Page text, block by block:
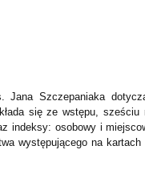
Szczepaniaka
się ze wstępu, sześciu
indeksy: osobowy i
występującego na